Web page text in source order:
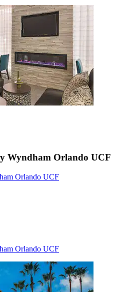
Wyndham Orlando UCF
Orlando UCF
Orlando UCF